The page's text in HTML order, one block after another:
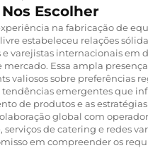
Escolher
na fabricação de
estabeleceu relações
varejistas internacionais em
mercado. Essa ampla
valiosos sobre preferências
tendências emergentes que
de produtos e as
global com
de catering e redes
em compreender os